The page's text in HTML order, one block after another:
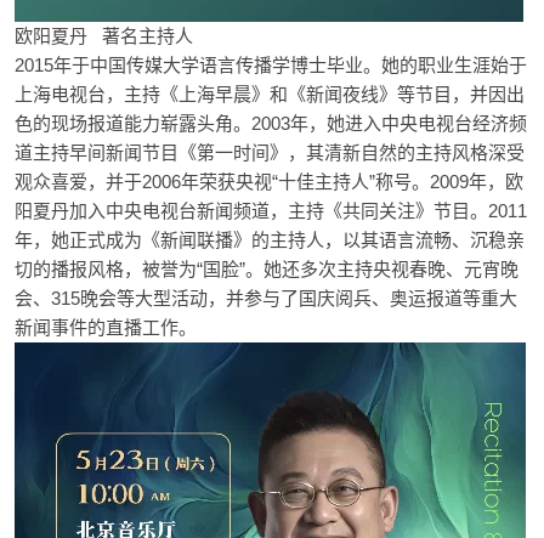
欧阳夏丹 著名主持人
2015年于中国传媒大学语言传播学博士毕业。她的职业生涯始于
上海电视台，主持《上海早晨》和《新闻夜线》等节目，并因出
色的现场报道能力崭露头角。2003年，她进入中央电视台经济频
道主持早间新闻节目《第一时间》，其清新自然的主持风格深受
观众喜爱，并于2006年荣获央视“十佳主持人”称号。2009年，欧
阳夏丹加入中央电视台新闻频道，主持《共同关注》节目。2011
年，她正式成为《新闻联播》的主持人，以其语言流畅、沉稳亲
切的播报风格，被誉为“国脸”。她还多次主持央视春晚、元宵晚
会、315晚会等大型活动，并参与了国庆阅兵、奥运报道等重大
新闻事件的直播工作。